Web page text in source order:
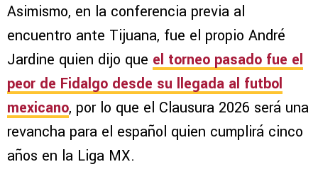
Asimismo, en la conferencia previa al
encuentro ante Tijuana, fue el propio André
Jardine quien dijo que el torneo pasado fue el
peor de Fidalgo desde su llegada al futbol
mexicano, por lo que el Clausura 2026 será una
revancha para el español quien cumplirá cinco
años en la Liga MX.